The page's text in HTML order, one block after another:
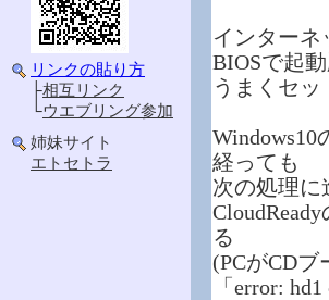
リンクの貼り方
├相互リンク
└ウエブリング参加
姉妹サイト
エトセトラ
インター
BIOSで起
うまくセ
Windows10
経っても
次の処理に
る
(PCがCD
「error: